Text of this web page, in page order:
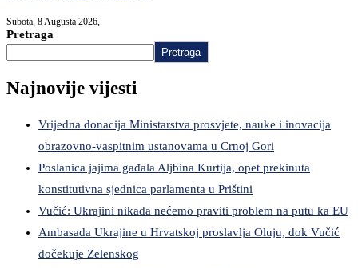
Subota, 8 Augusta 2026,
Pretraga
Pretraga
Najnovije vijesti
Vrijedna donacija Ministarstva prosvjete, nauke i inovacija
obrazovno-vaspitnim ustanovama u Crnoj Gori
Poslanica jajima gađala Aljbina Kurtija, opet prekinuta
konstitutivna sjednica parlamenta u Prištini
Vučić: Ukrajini nikada nećemo praviti problem na putu ka EU
Ambasada Ukrajine u Hrvatskoj proslavlja Oluju, dok Vučić
dočekuje Zelenskog